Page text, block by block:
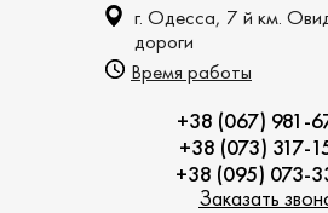
г. Одесса, 7 й км.
дороги
Время работы
+38 (067) 981-
+38 (073) 317-
+38 (095) 073-
Заказать